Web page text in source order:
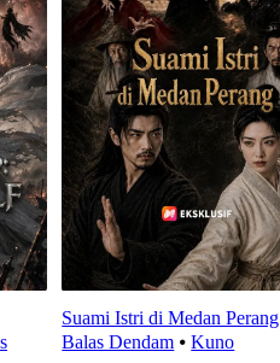
Suami Istri di Medan Perang
Balas Dendam ⦁Kuno